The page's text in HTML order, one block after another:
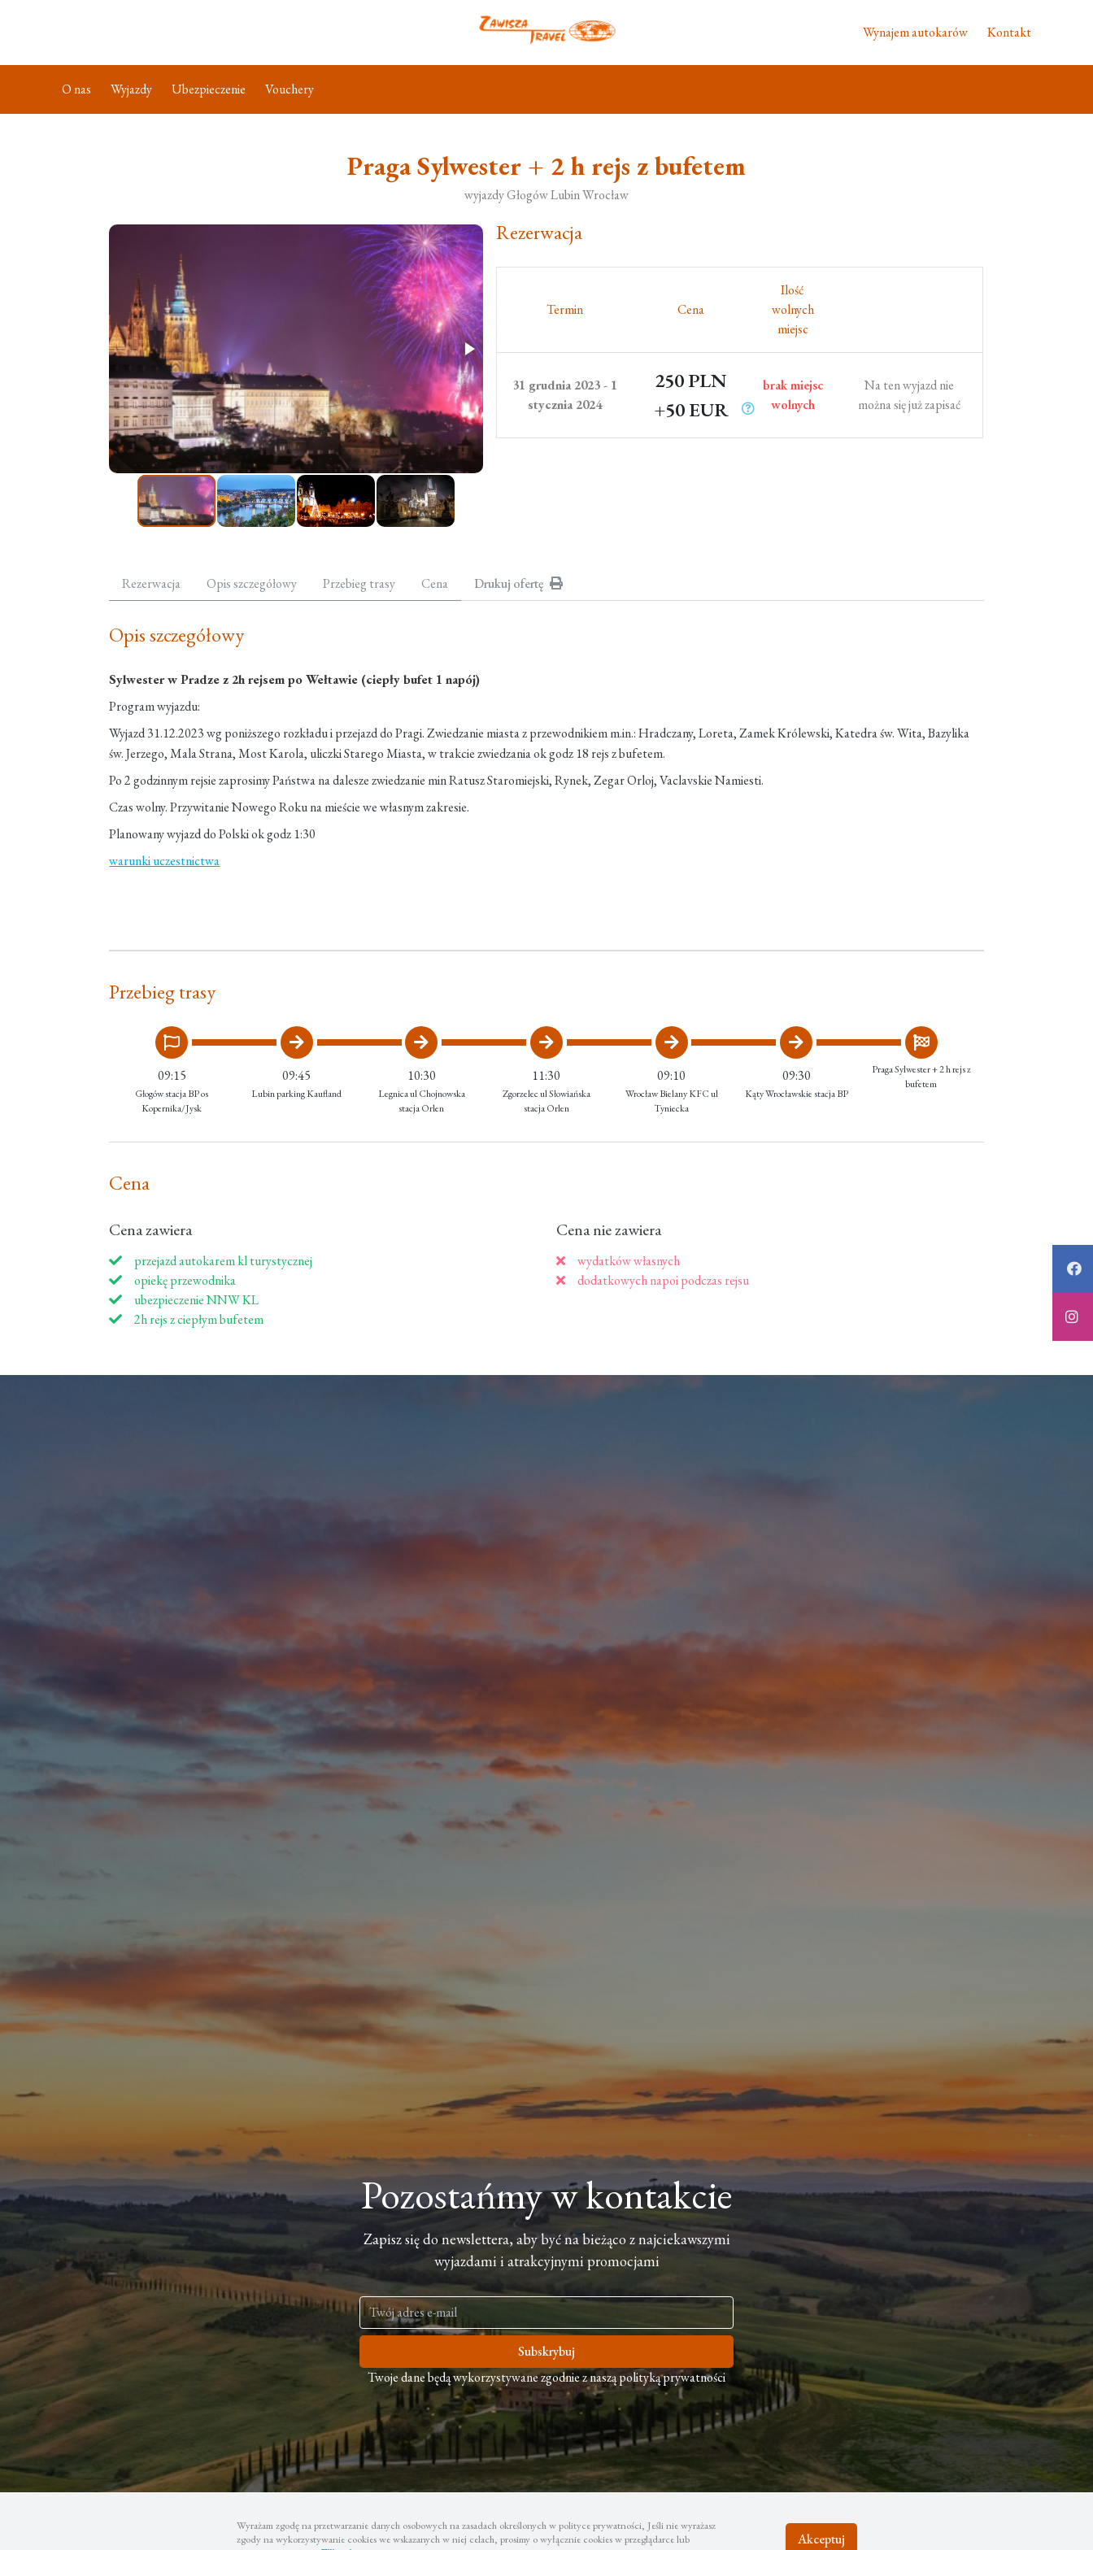
Wynajem autokarów Kontakt
O nas Wyjazdy Ubezpieczenie Vouchery
Praga Sylwester + 2 h rejs z bufetem
wyjazdy Głogów Lubin Wrocław
Rezerwacja
Termin Cena
Ilość
wolnych
miejsc
31 grudnia 2023 - 1
stycznia 2024
250 PLN
+50 EUR
brak miejsc
wolnych
Na ten wyjazd nie
można się już zapisać
Rezerwacja Opis szczegółowy Przebieg trasy Cena Drukuj ofertę
Opis szczegółowy
Sylwester w Pradze z 2h rejsem po Wełtawie (ciepły bufet 1 napój)
Program wyjazdu:
Wyjazd 31.12.2023 wg poniższego rozkładu i przejazd do Pragi. Zwiedzanie miasta z przewodnikiem m.in.: Hradczany, Loreta, Zamek Królewski, Katedra św. Wita, Bazylika
św. Jerzego, Mala Strana, Most Karola, uliczki Starego Miasta, w trakcie zwiedzania ok godz 18 rejs z bufetem.
Po 2 godzinnym rejsie zaprosimy Państwa na dalesze zwiedzanie min Ratusz Staromiejski, Rynek, Zegar Orloj, Vaclavskie Namiesti.
Czas wolny. Przywitanie Nowego Roku na mieście we własnym zakresie.
Planowany wyjazd do Polski ok godz 1:30
warunki uczestnictwa
Przebieg trasy
09:15
Głogów stacja BP os
Kopernika/Jysk
09:45
Lubin parking Kaufland
10:30
Legnica ul Chojnowska
stacja Orlen
11:30
Zgorzelec ul Słowiańska
stacja Orlen
09:10
Wrocław Bielany KFC ul
Tyniecka
09:30
Kąty Wrocławskie stacja BP
Praga Sylwester + 2 h rejs z
bufetem
Cena
Cena zawiera
przejazd autokarem kl turystycznej
opiekę przewodnika
ubezpieczenie NNW KL
2h rejs z ciepłym bufetem
Cena nie zawiera
wydatków własnych
dodatkowych napoi podczas rejsu
Wyrażam zgodę na przetwarzanie danych osobowych na zasadach określonych w polityce prywatności, Jeśli nie wyrażasz
zgody na wykorzystywanie cookies we wskazanych w niej celach, prosimy o wyłącznie cookies w przeglądarce lub
Akceptuj
Pozostańmy w kontakcie
Zapisz się do newslettera, aby być na bieżąco z najciekawszymi
wyjazdami i atrakcyjnymi promocjami
Subskrybuj
Twoje dane będą wykorzystywane zgodnie z naszą polityką prywatności